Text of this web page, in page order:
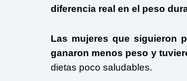
diferencia real en el peso
Las mujeres que siguieron
ganaron menos peso y
dietas poco saludables.